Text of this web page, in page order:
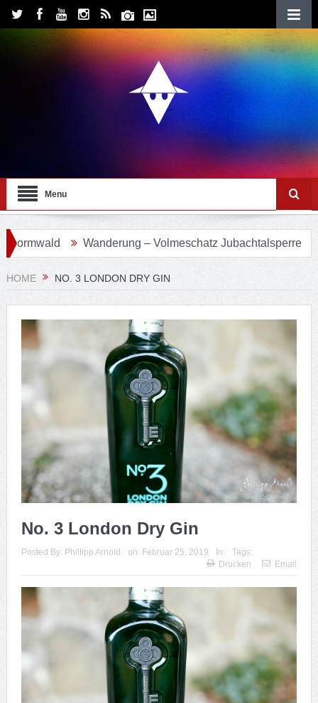
Menu
Wanderung – Volmeschatz Jubachtalsperre
HOME NO. 3 LONDON DRY GIN
No. 3 London Dry Gin
Posted By: Phillipp Arnold on: Februar 25, 2019 In:
Tags:
Drucken
Email